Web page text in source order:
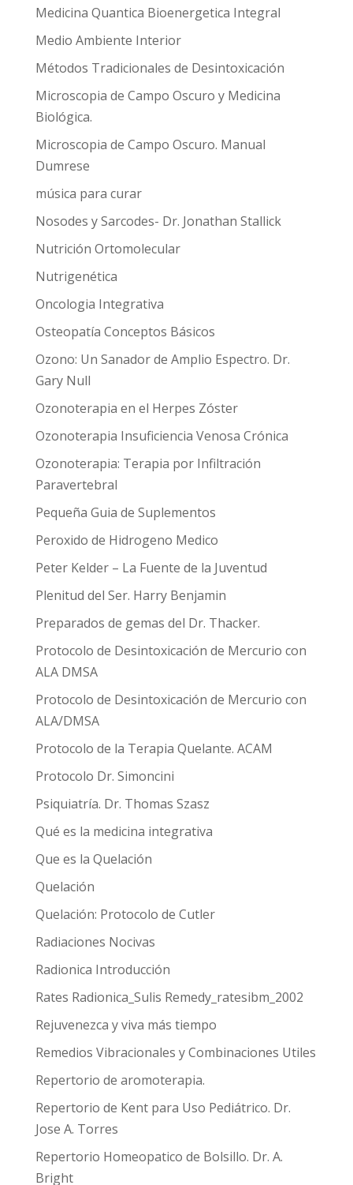
Medicina Quantica Bioenergetica Integral
Medio Ambiente Interior
Métodos Tradicionales de Desintoxicación
Microscopia de Campo Oscuro y Medicina
Biológica.
Microscopia de Campo Oscuro. Manual
Dumrese
música para curar
Nosodes y Sarcodes- Dr. Jonathan Stallick
Nutrición Ortomolecular
Nutrigenética
Oncologia Integrativa
Osteopatía Conceptos Básicos
Ozono: Un Sanador de Amplio Espectro. Dr.
Gary Null
Ozonoterapia en el Herpes Zóster
Ozonoterapia Insuficiencia Venosa Crónica
Ozonoterapia: Terapia por Infiltración
Paravertebral
Pequeña Guia de Suplementos
Peroxido de Hidrogeno Medico
Peter Kelder – La Fuente de la Juventud
Plenitud del Ser. Harry Benjamin
Preparados de gemas del Dr. Thacker.
Protocolo de Desintoxicación de Mercurio con
ALA DMSA
Protocolo de Desintoxicación de Mercurio con
ALA/DMSA
Protocolo de la Terapia Quelante. ACAM
Protocolo Dr. Simoncini
Psiquiatría. Dr. Thomas Szasz
Qué es la medicina integrativa
Que es la Quelación
Quelación
Quelación: Protocolo de Cutler
Radiaciones Nocivas
Radionica Introducción
Rates Radionica_Sulis Remedy_ratesibm_2002
Rejuvenezca y viva más tiempo
Remedios Vibracionales y Combinaciones Utiles
Repertorio de aromoterapia.
Repertorio de Kent para Uso Pediátrico. Dr.
Jose A. Torres
Repertorio Homeopatico de Bolsillo. Dr. A.
Bright